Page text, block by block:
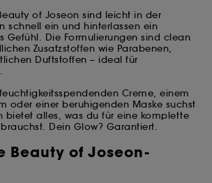
of Joseon sind leicht in der
schnell ein und hinterlassen ein
Gefühl. Die Formulierungen sind clean
Zusatzstoffen wie Parabenen,
Duftstoffen – ideal für
Creme, einem
oder einer beruhigenden Maske suchst
bietet alles, was du für eine komplette
Dein Glow? Garantiert.
Beauty of Joseon-